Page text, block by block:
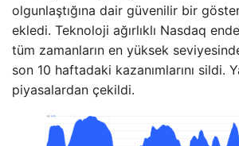
olgunlaştığına dair güvenilir bir
ekledi. Teknoloji ağırlıklı Nasdaq
tüm zamanların en yüksek
son 10 haftadaki kazanımlarını sildi.
piyasalardan çekildi.